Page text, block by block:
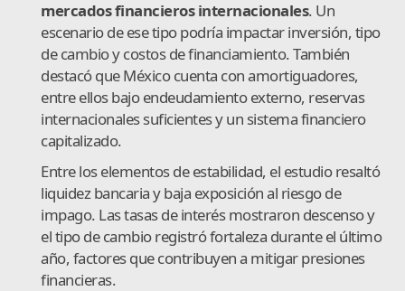
mercados financieros internacionales. Un
escenario de ese tipo podría impactar inversión, tipo
de cambio y costos de financiamiento. También
destacó que México cuenta con amortiguadores,
entre ellos bajo endeudamiento externo, reservas
internacionales suficientes y un sistema financiero
capitalizado.
Entre los elementos de estabilidad, el estudio resaltó
liquidez bancaria y baja exposición al riesgo de
impago. Las tasas de interés mostraron descenso y
el tipo de cambio registró fortaleza durante el último
año, factores que contribuyen a mitigar presiones
financieras.